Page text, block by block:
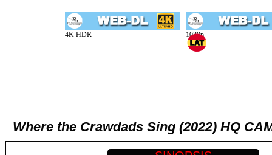
Where the Crawdads Sing (2022) HQ